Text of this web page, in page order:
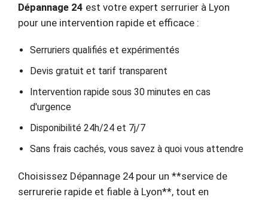
Dépannage 24 est votre expert serrurier à Lyon
pour une intervention rapide et efficace :
Serruriers qualifiés et expérimentés
Devis gratuit et tarif transparent
Intervention rapide sous 30 minutes en cas
d'urgence
Disponibilité 24h/24 et 7j/7
Sans frais cachés, vous savez à quoi vous attendre
Choisissez Dépannage 24 pour un **service de
serrurerie rapide et fiable à Lyon**, tout en